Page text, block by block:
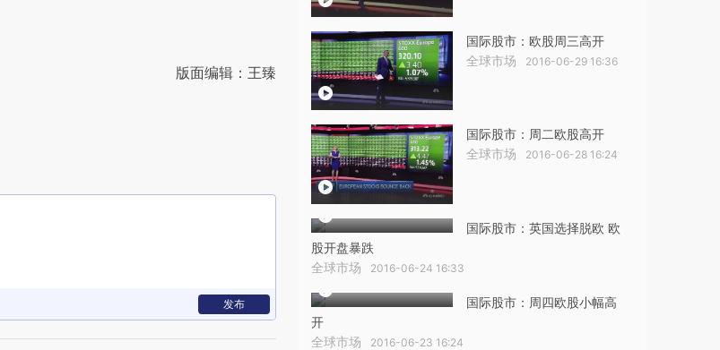
版面编辑：王臻
发布
国际股市：欧股周三高开
全球市场 2016-06-29 16:36
国际股市：周二欧股高开
全球市场 2016-06-28 16:24
国际股市：英国选择脱欧 欧
股开盘暴跌
全球市场 2016-06-24 16:33
国际股市：周四欧股小幅高
开
全球市场 2016-06-23 16:24